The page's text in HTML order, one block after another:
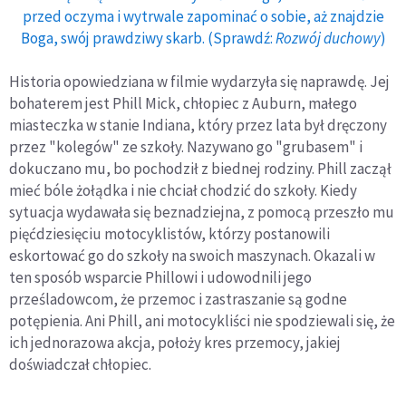
przed oczyma i wytrwale zapominać o sobie, aż znajdzie
Boga, swój prawdziwy skarb. (Sprawdź:Rozwój duchowy)
Historia opowiedziana w filmie wydarzyła się naprawdę. Jej
bohaterem jest Phill Mick, chłopiec z Auburn, małego
miasteczka w stanie Indiana, który przez lata był dręczony
przez "kolegów" ze szkoły. Nazywano go "grubasem" i
dokuczano mu, bo pochodził z biednej rodziny. Phill zaczął
mieć bóle żołądka i nie chciał chodzić do szkoły. Kiedy
sytuacja wydawała się beznadziejna, z pomocą przeszło mu
pięćdziesięciu motocyklistów, którzy postanowili
eskortować go do szkoły na swoich maszynach. Okazali w
ten sposób wsparcie Phillowi i udowodnili jego
prześladowcom, że przemoc i zastraszanie są godne
potępienia. Ani Phill, ani motocykliści nie spodziewali się, że
ich jednorazowa akcja, położy kres przemocy, jakiej
doświadczał chłopiec.